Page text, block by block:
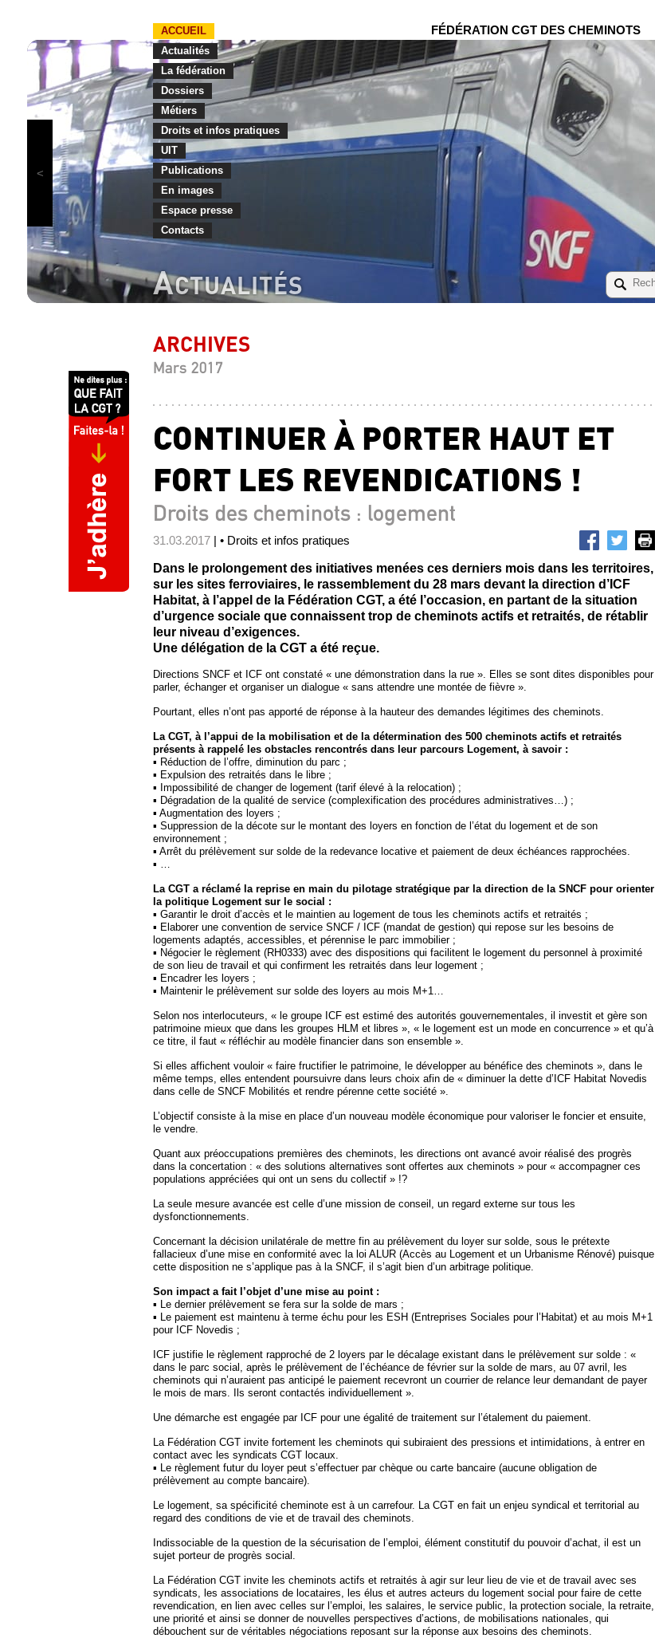
FÉDÉRATION CGT DES CHEMINOTS
ACCUEIL
Actualités
La fédération
Dossiers
Métiers
Droits et infos pratiques
UIT
Publications
En images
Espace presse
Contacts
ACTUALITÉS
ARCHIVES
Mars 2017
CONTINUER À PORTER HAUT ET
FORT LES REVENDICATIONS !
Droits des cheminots : logement
31.03.2017 | • Droits et infos pratiques
Dans le prolongement des initiatives menées ces derniers mois dans les territoires,
sur les sites ferroviaires, le rassemblement du 28 mars devant la direction d’ICF
Habitat, à l’appel de la Fédération CGT, a été l’occasion, en partant de la situation
d’urgence sociale que connaissent trop de cheminots actifs et retraités, de rétablir
leur niveau d’exigences.
Une délégation de la CGT a été reçue.
Directions SNCF et ICF ont constaté « une démonstration dans la rue ». Elles se sont dites disponibles pour
parler, échanger et organiser un dialogue « sans attendre une montée de fièvre ».
Pourtant, elles n’ont pas apporté de réponse à la hauteur des demandes légitimes des cheminots.
La CGT, à l’appui de la mobilisation et de la détermination des 500 cheminots actifs et retraités
présents à rappelé les obstacles rencontrés dans leur parcours Logement, à savoir :
▪ Réduction de l’offre, diminution du parc ;
▪ Expulsion des retraités dans le libre ;
▪ Impossibilité de changer de logement (tarif élevé à la relocation) ;
▪ Dégradation de la qualité de service (complexification des procédures administratives…) ;
▪ Augmentation des loyers ;
▪ Suppression de la décote sur le montant des loyers en fonction de l’état du logement et de son
environnement ;
▪ Arrêt du prélèvement sur solde de la redevance locative et paiement de deux échéances rapprochées.
▪ …
La CGT a réclamé la reprise en main du pilotage stratégique par la direction de la SNCF pour orienter
la politique Logement sur le social :
▪ Garantir le droit d’accès et le maintien au logement de tous les cheminots actifs et retraités ;
▪ Elaborer une convention de service SNCF / ICF (mandat de gestion) qui repose sur les besoins de
logements adaptés, accessibles, et pérennise le parc immobilier ;
▪ Négocier le règlement (RH0333) avec des dispositions qui facilitent le logement du personnel à proximité
de son lieu de travail et qui confirment les retraités dans leur logement ;
▪ Encadrer les loyers ;
▪ Maintenir le prélèvement sur solde des loyers au mois M+1…
Selon nos interlocuteurs, « le groupe ICF est estimé des autorités gouvernementales, il investit et gère son
patrimoine mieux que dans les groupes HLM et libres », « le logement est un mode en concurrence » et qu’à
ce titre, il faut « réfléchir au modèle financier dans son ensemble ».
Si elles affichent vouloir « faire fructifier le patrimoine, le développer au bénéfice des cheminots », dans le
même temps, elles entendent poursuivre dans leurs choix afin de « diminuer la dette d’ICF Habitat Novedis
dans celle de SNCF Mobilités et rendre pérenne cette société ».
L’objectif consiste à la mise en place d’un nouveau modèle économique pour valoriser le foncier et ensuite,
le vendre.
Quant aux préoccupations premières des cheminots, les directions ont avancé avoir réalisé des progrès
dans la concertation : « des solutions alternatives sont offertes aux cheminots » pour « accompagner ces
populations appréciées qui ont un sens du collectif » !?
La seule mesure avancée est celle d’une mission de conseil, un regard externe sur tous les
dysfonctionnements.
Concernant la décision unilatérale de mettre fin au prélèvement du loyer sur solde, sous le prétexte
fallacieux d’une mise en conformité avec la loi ALUR (Accès au Logement et un Urbanisme Rénové) puisque
cette disposition ne s’applique pas à la SNCF, il s’agit bien d’un arbitrage politique.
Son impact a fait l’objet d’une mise au point :
▪ Le dernier prélèvement se fera sur la solde de mars ;
▪ Le paiement est maintenu à terme échu pour les ESH (Entreprises Sociales pour l’Habitat) et au mois M+1
pour ICF Novedis ;
ICF justifie le règlement rapproché de 2 loyers par le décalage existant dans le prélèvement sur solde : «
dans le parc social, après le prélèvement de l’échéance de février sur la solde de mars, au 07 avril, les
cheminots qui n’auraient pas anticipé le paiement recevront un courrier de relance leur demandant de payer
le mois de mars. Ils seront contactés individuellement ».
Une démarche est engagée par ICF pour une égalité de traitement sur l’étalement du paiement.
La Fédération CGT invite fortement les cheminots qui subiraient des pressions et intimidations, à entrer en
contact avec les syndicats CGT locaux.
▪ Le règlement futur du loyer peut s’effectuer par chèque ou carte bancaire (aucune obligation de
prélèvement au compte bancaire).
Le logement, sa spécificité cheminote est à un carrefour. La CGT en fait un enjeu syndical et territorial au
regard des conditions de vie et de travail des cheminots.
Indissociable de la question de la sécurisation de l’emploi, élément constitutif du pouvoir d’achat, il est un
sujet porteur de progrès social.
La Fédération CGT invite les cheminots actifs et retraités à agir sur leur lieu de vie et de travail avec ses
syndicats, les associations de locataires, les élus et autres acteurs du logement social pour faire de cette
revendication, en lien avec celles sur l’emploi, les salaires, le service public, la protection sociale, la retraite,
une priorité et ainsi se donner de nouvelles perspectives d’actions, de mobilisations nationales, qui
débouchent sur de véritables négociations reposant sur la réponse aux besoins des cheminots.